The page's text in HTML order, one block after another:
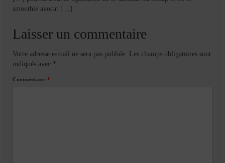
smoothie avocat […]
Laisser un commentaire
Votre adresse e-mail ne sera pas publiée.
Les champs obligatoires sont
indiqués avec *
Commentaire *